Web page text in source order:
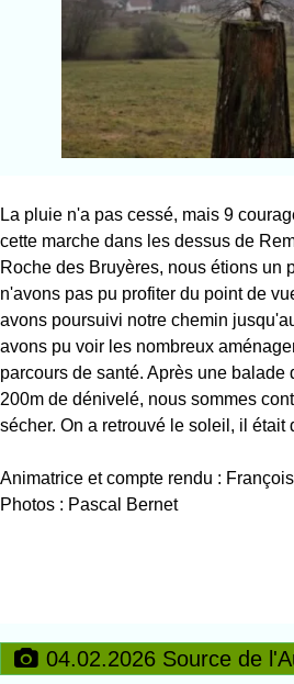
La pluie n'a pas cessé, mais 9
cette marche dans les dessus de
Roche des Bruyères, nous étions un
n'avons pas pu profiter du point de
avons poursuivi notre chemin
avons pu voir les nombreux
parcours de santé. Après une balade
200m de dénivelé, nous sommes
sécher. On a retrouvé le soleil, il
Animatrice et compte rendu :
Photos : Pascal Bernet
04.02.2026 Source de